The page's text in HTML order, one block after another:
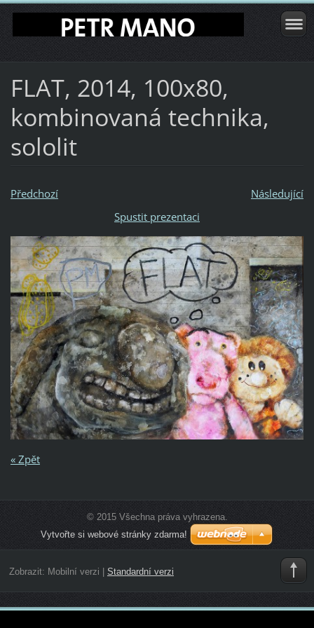
FLAT, 2014, 100x80,
kombinovaná technika,
sololit
Předchozí
Následující
Spustit prezentaci
« Zpět
© 2015 Všechna práva vyhrazena.
Vytvořte si webové stránky zdarma!
Zobrazit: Mobilní verzi | Standardní verzi